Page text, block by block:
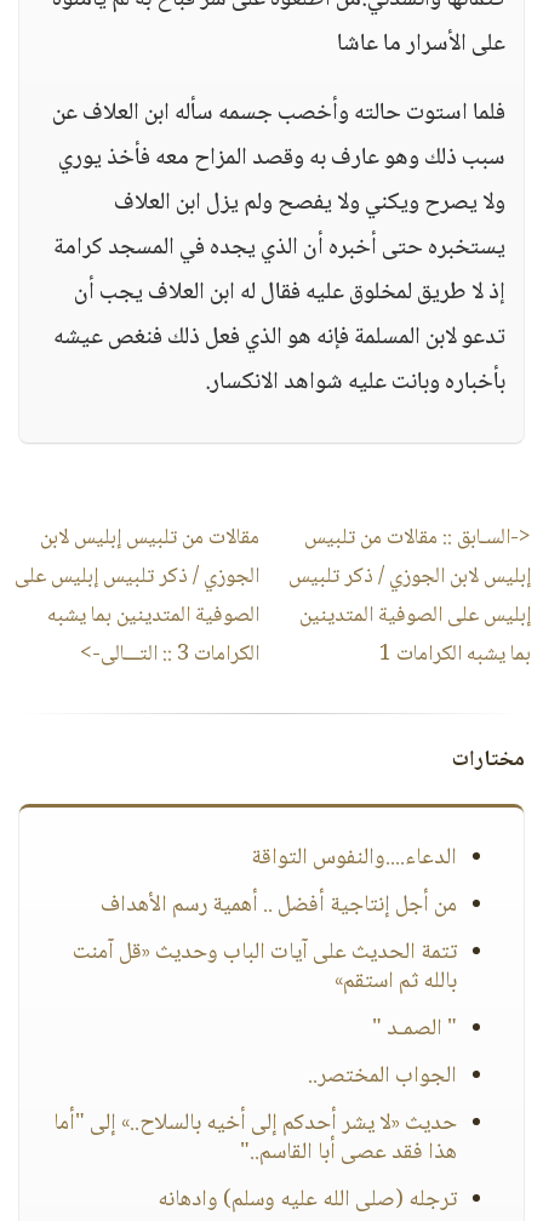
على الأسرار ما عاشا
فلما استوت حالته وأخصب جسمه سأله ابن العلاف عن
سبب ذلك وهو عارف به وقصد المزاح معه فأخذ يوري
ولا يصرح ويكني ولا يفصح ولم يزل ابن العلاف
يستخبره حتى أخبره أن الذي يجده في المسجد كرامة
إذ لا طريق لمخلوق عليه فقال له ابن العلاف يجب أن
تدعو لابن المسلمة فإنه هو الذي فعل ذلك فنغص عيشه
بأخباره وبانت عليه شواهد الانكسار.
<-السـابق :: مقالات من تلبيس
إبليس لابن الجوزي / ذكر تلبيس
إبليس على الصوفية المتدينين
بما يشبه الكرامات 1
مقالات من تلبيس إبليس لابن
الجوزي / ذكر تلبيس إبليس على
الصوفية المتدينين بما يشبه
الكرامات 3
:: التـــالى->
مختارات
الدعاء....والنفوس التواقة
من أجل إنتاجية أفضل .. أهمية رسم الأهداف
تتمة الحديث على آيات الباب وحديث «قل آمنت
بالله ثم استقم»
" الصمـد "
الجواب المختصر..
حديث «لا يشر أحدكم إلى أخيه بالسلاح..» إلى "أما
هذا فقد عصى أبا القاسم.."
ترجله (صلى الله عليه وسلم) وادهانه